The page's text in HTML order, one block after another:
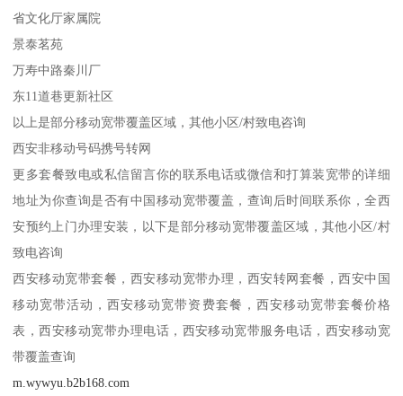
省文化厅家属院
景泰茗苑
万寿中路秦川厂
东11道巷更新社区
以上是部分移动宽带覆盖区域，其他小区/村致电咨询
西安非移动号码携号转网
更多套餐致电或私信留言你的联系电话或微信和打算装宽带的详细
地址为你查询是否有中国移动宽带覆盖，查询后时间联系你，全西
安预约上门办理安装，以下是部分移动宽带覆盖区域，其他小区/村
致电咨询
西安移动宽带套餐，西安移动宽带办理，西安转网套餐，西安中国
移动宽带活动，西安移动宽带资费套餐，西安移动宽带套餐价格
表，西安移动宽带办理电话，西安移动宽带服务电话，西安移动宽
带覆盖查询
m.wywyu.b2b168.com